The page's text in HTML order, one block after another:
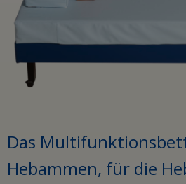
Das
Hebammen, für die